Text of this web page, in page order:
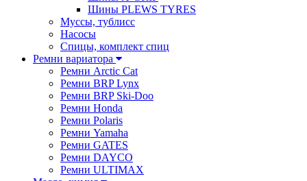
Шины PLEWS TYRES
Муссы, тублисс
Насосы
Спицы, комплект спиц
Ремни вариатора
Ремни Arctic Cat
Ремни BRP Lynx
Ремни BRP Ski-Doo
Ремни Honda
Ремни Polaris
Ремни Yamaha
Ремни GATES
Ремни DAYCO
Ремни ULTIMAX